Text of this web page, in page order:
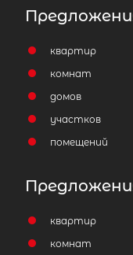
квартир
комнат
домов
участков
помещений
квартир
комнат